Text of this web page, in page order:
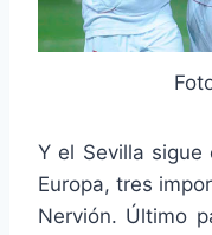
Y el Sevilla
Europa, tres
Nervión. Último